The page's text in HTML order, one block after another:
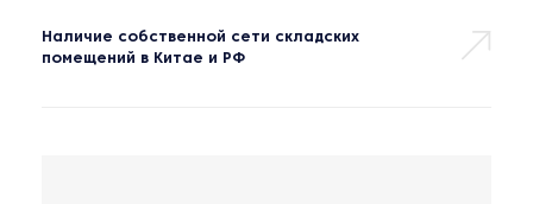
Наличие собственной сети складских
помещений в Китае и РФ